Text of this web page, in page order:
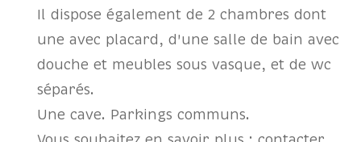
Il dispose également de 2 chambres dont
une avec placard, d'une salle de bain avec
douche et meubles sous vasque, et de wc
séparés.
Une cave. Parkings communs.